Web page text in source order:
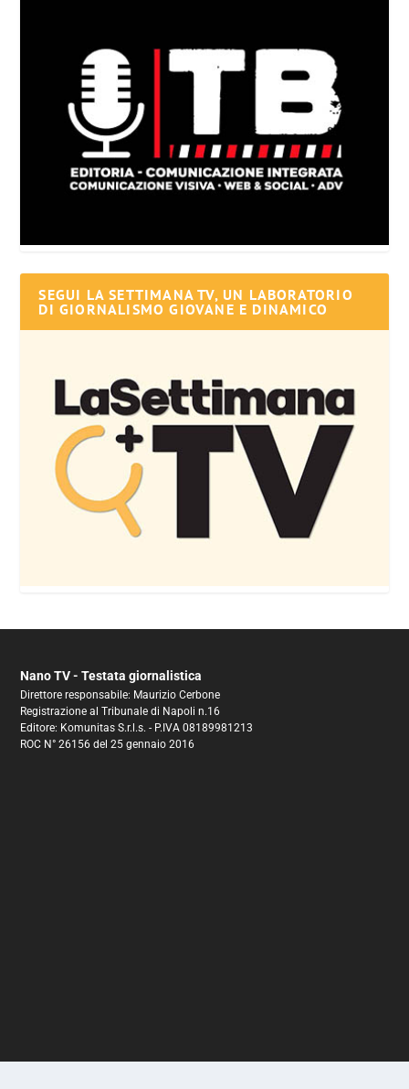
SEGUI LA SETTIMANA TV, UN LABORATORIO
DI GIORNALISMO GIOVANE E DINAMICO
Nano TV - Testata giornalistica
Direttore responsabile: Maurizio Cerbone
Registrazione al Tribunale di Napoli n.16
Editore: Komunitas S.r.l.s. - P.IVA 08189981213
ROC N° 26156 del 25 gennaio 2016